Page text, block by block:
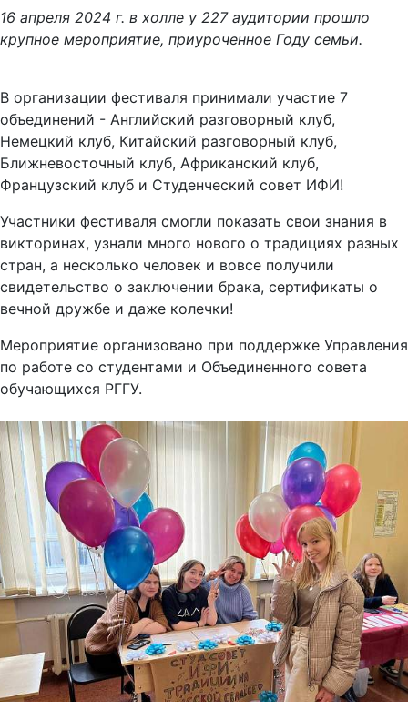
16 апреля 2024 г. в холле у 227 аудитории прошло
крупное мероприятие, приуроченное Году семьи.
В организации фестиваля принимали участие 7
объединений - Английский разговорный клуб,
Немецкий клуб, Китайский разговорный клуб,
Ближневосточный клуб, Африканский клуб,
Французский клуб и Студенческий совет ИФИ!
Участники фестиваля смогли показать свои знания в
викторинах, узнали много нового о традициях разных
стран, а несколько человек и вовсе получили
свидетельство о заключении брака, сертификаты о
вечной дружбе и даже колечки!
Мероприятие организовано при поддержке Управления
по работе со студентами и Объединенного совета
обучающихся РГГУ.